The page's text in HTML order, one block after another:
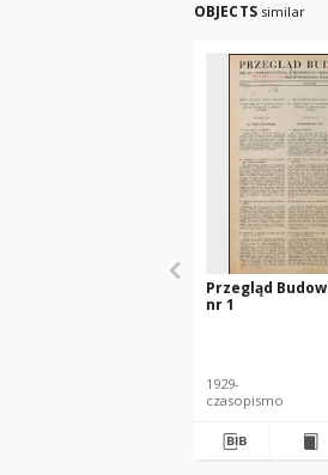
OBJECTS similar
Przegląd
nr 1
1929-
czasopismo